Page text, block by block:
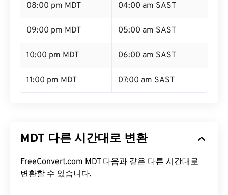
08:00 pm MDT 04:00 am SAST
09:00 pm MDT 05:00 am SAST
10:00 pm MDT 06:00 am SAST
11:00 pm MDT 07:00 am SAST
MDT 다른 시간대로 변환
FreeConvert.com MDT 다음과 같은 다른 시간대로
변환할 수 있습니다.